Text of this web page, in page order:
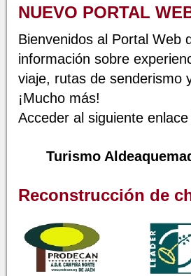
NUEVO PORTAL
Bienvenidos al Portal Web
información sobre
viaje, rutas de senderismo
¡Mucho más!
Acceder al siguiente enlace
Turismo
Reconstrucción de